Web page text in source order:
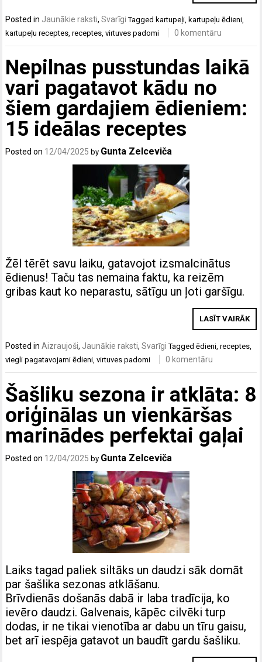
Posted in Jaunākie raksti,Svarīgi Tagged kartupeļi kartupeļu ēdieni
kartupeļu receptes ,receptes ,virtuves padomi 0 komentāru
Nepilnas pusstundas laikā
vari pagatavot kādu no
šiem gardajiem ēdieniem:
15 ideālas receptes
Posted on 12/04/2025 by Gunta Zelceviča
Žēl tērēt savu laiku, gatavojot izsmalcinātus
ēdienus! Taču tas nemaina faktu, ka reizēm
gribas kaut ko neparastu, sātīgu un ļoti garšīgu.
LASĪT VAIRĀK
Posted inAizraujoši, Jaunākie raksti,Svarīgi Taggedēdieni,receptes,
viegli pagatavojami ēdieni,virtuves padomi 0 komentāru
Šašliku sezona ir atklāta: 8
oriģinālas un vienkāršas
marinādes perfektai gaļai
Posted on 12/04/2025 by Gunta Zelceviča
Laiks tagad paliek siltāks un daudzi sāk domāt
par šašlika sezonas atklāšanu.
Brīvdienās došanās dabā ir laba tradīcija, ko
ievēro daudzi. Galvenais, kāpēc cilvēki turp
dodas, ir ne tikai vienotība ar dabu un tīru gaisu,
bet arī iespēja gatavot un baudīt gardu šašliku.